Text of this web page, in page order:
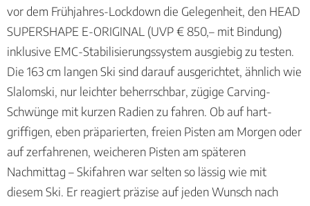
vor dem Frühjahres-Lockdown die Gelegenheit, den HEAD
SUPERSHAPE E-ORIGINAL (UVP € 850,– mit Bindung)
inklusive EMC-Stabilisierungssystem ausgiebig zu testen.
Die 163 cm langen Ski sind darauf ausgerichtet, ähnlich wie
Slalomski, nur leichter beherrschbar, zügige Carving-
Schwünge mit kurzen Radien zu fahren. Ob auf hart-
griffigen, eben präparierten, freien Pisten am Morgen oder
auf zerfahrenen, weicheren Pisten am späteren
Nachmittag – Skifahren war selten so lässig wie mit
diesem Ski. Er reagiert präzise auf jeden Wunsch nach